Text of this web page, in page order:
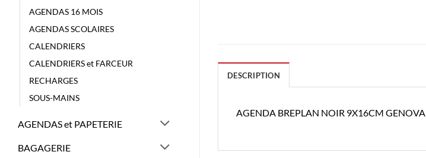
AGENDAS 16 MOIS
AGENDAS SCOLAIRES
CALENDRIERS
CALENDRIERS et FARCEUR
RECHARGES
SOUS-MAINS
AGENDAS et PAPETERIE
BAGAGERIE
DESCRIPTION
AGENDA BREPLAN NOIR 9X16CM GENOVA